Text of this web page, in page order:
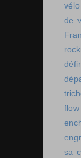
vélo
de
flow
sa